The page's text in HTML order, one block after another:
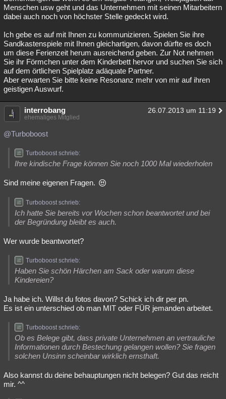
Menschen usw geht und das Unternehmen mit seinen Mitarbeitern
dabei auch noch von höchster Stelle gedeckt wird.
Ich gebe es auf mit Ihnen zu kommunizieren. Spielen Sie ihre
Sandkastenspiele mit Ihnen gleichartigen, davon dürfte es doch
um diese Ferienzeit herum ausreichend geben. Zur Not nehmen
Sie ihr Förmchen unter dem Kinderbett hervor und suchen Sie sich
auf dem örtlichen Spielplatz adäquate Partner.
Aber erwarten Sie bitte keine Resonanz mehr von mir auf ihren
geistigen Auswurf.
interrobang 26.07.2013 um 11:19
ehemaliges Mitglied
@Turboboost
Turboboost schrieb:
Ihre kindische Frage können Sie noch 1000 Mal wiederholen
Sind meine eigenen Fragen.
Turboboost schrieb:
Ich hatte Sie bereits vor Wochen schon beantwortet und bei
der Begründung bleibt es auch.
Wer wurde beantwortet?
Turboboost schrieb:
Haben Sie schön Härchen am Sack oder warum diese
Kindereien?
Ja habe ich. Willst du fotos davon? Schick ich dir per pn.
Es ist ein unterschied ob man MIT oder FÜR jemanden arbeitet.
Turboboost schrieb:
Ob es Belege gibt, dass private Unternehmen an vertrauliche
Informationen durch Bestechung gelangen wollen? Sie fragen
solchen Unsinn scheinbar wirklich ernsthaft.
Also kannst du deine behauptungen nicht belegen? Gut das reicht
mir. ^^